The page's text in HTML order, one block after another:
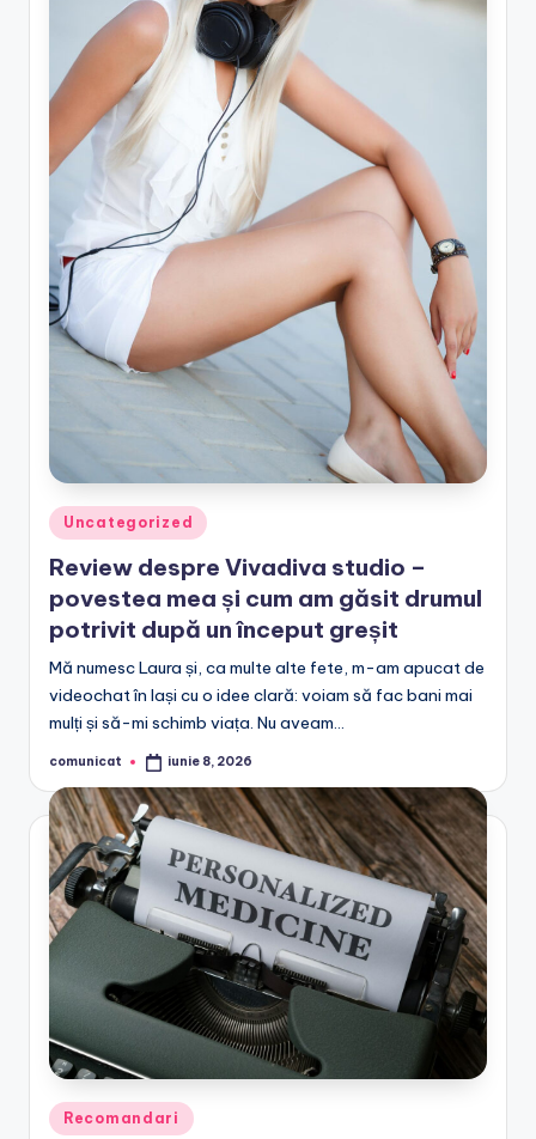
Posted
in
Uncategorized
Review despre Vivadiva studio –
povestea mea și cum am găsit drumul
potrivit după un început greșit
Mă numesc Laura și, ca multe alte fete, m-am apucat de
videochat în Iași cu o idee clară: voiam să fac bani mai
mulți și să-mi schimb viața. Nu aveam…
Posted
comunicat iunie 8, 2026
Posted
Recomandari